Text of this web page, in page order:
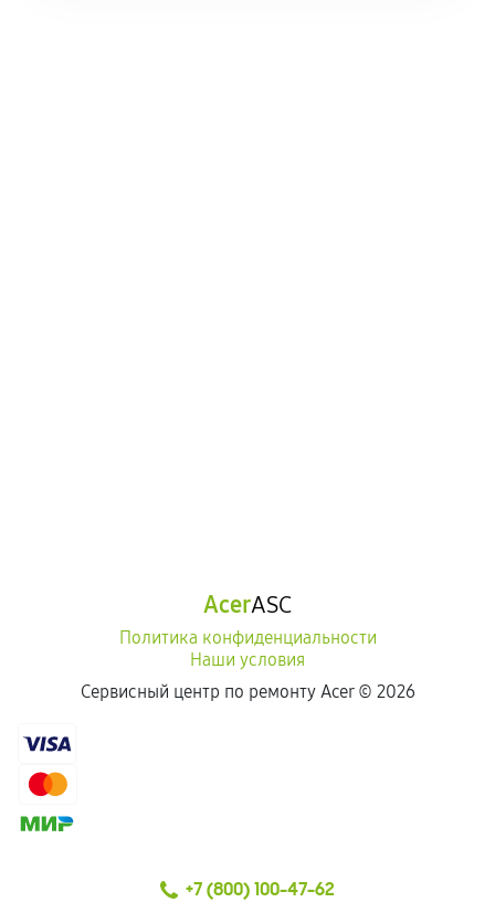
AcerASC
Политика конфиденциальности
Наши условия
Сервисный центр по ремонту Acer © 2026
+7 (800) 100-47-62